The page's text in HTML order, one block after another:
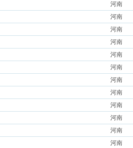
河南
河南
河南
河南
河南
河南
河南
河南
河南
河南
河南
河南